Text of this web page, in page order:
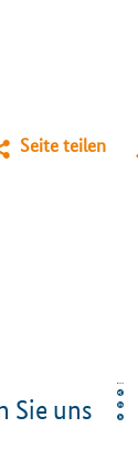
Seite teilen
Sie uns